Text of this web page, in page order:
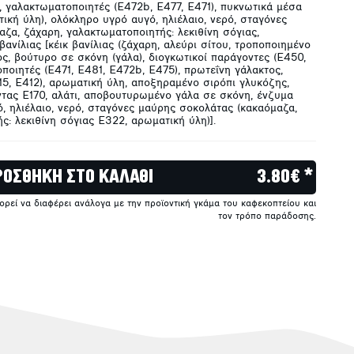
γαλακτωματοποιητές (E472b, E477, E471), πυκνωτικά μέσα
ύλη), ολόκληρο υγρό αυγό, ηλιέλαιο, νερό, σταγόνες
ζάχαρη, γαλακτωματοποιητής: λεκιθίνη σόγιας,
[κέικ βανίλιας (ζάχαρη, αλεύρι σίτου, τροποποιημένο
βούτυρο σε σκόνη (γάλα), διογκωτικοί παράγοντες (E450,
(E471, E481, E472b, E475), πρωτεΐνη γάλακτος,
E412), αρωματική ύλη, αποξηραμένο σιρόπι γλυκόζης,
E170, αλάτι, αποβουτυρωμένο γάλα σε σκόνη, ένζυμα
ηλιέλαιο, νερό, σταγόνες μαύρης σοκολάτας (κακαόμαζα,
λεκιθίνη σόγιας E322, αρωματική ύλη)].
ΣΤΟ ΚΑΛΑΘΙ 3.80€ *
να διαφέρει ανάλογα με την προϊοντική γκάμα του καφεκοπτείου και
τον τρόπο παράδοσης.